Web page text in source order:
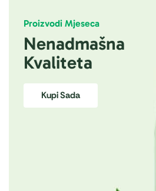
Proizvodi Mjeseca
Nenadmašna
Kvaliteta
Kupi Sada